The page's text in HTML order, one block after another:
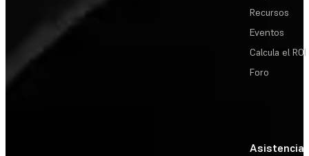
Recursos
Eventos
Calcula el ROI
Foro
Asistencia